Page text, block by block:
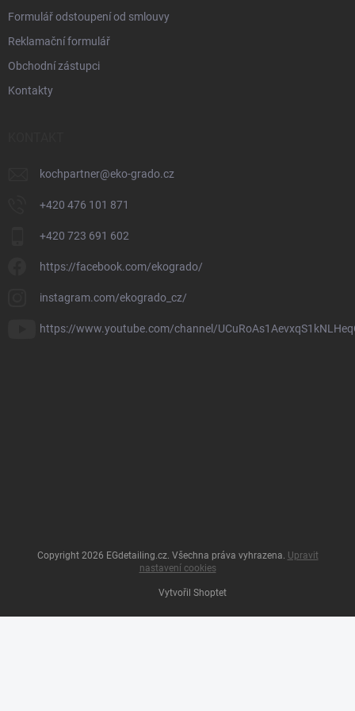
Formulář odstoupení od smlouvy
Reklamační formulář
Obchodní zástupci
Kontakty
kochpartner@eko-grado.cz
+420 476 101 871
+420 723 691 602
https://facebook.com/ekogrado/
instagram.com/ekogrado_cz/
https://www.youtube.com/channel/
Vytvořil Shoptet
Copyright 2026 EGdetailing.cz. Všechna práva vyhrazena. Upravit
nastavení cookies